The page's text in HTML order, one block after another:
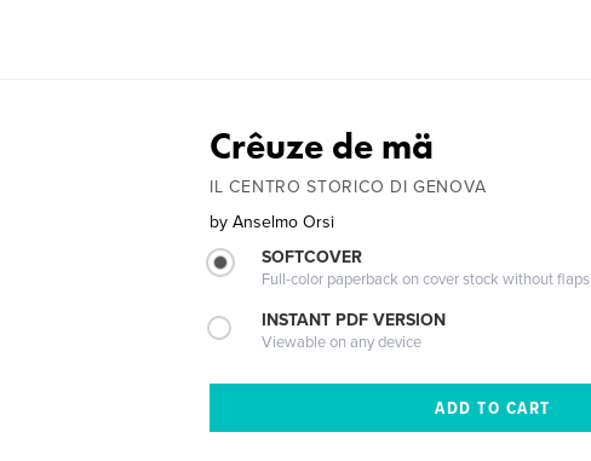
Crêuze de mä
IL CENTRO STORICO DI GENOVA
by Anselmo Orsi
SOFTCOVER
Full-color paperback on cover stock without flaps
INSTANT PDF VERSION
Viewable on any device